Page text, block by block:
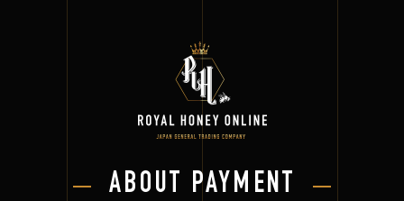
ABOUT PAYMENT